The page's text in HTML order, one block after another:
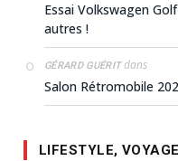
Essai Volkswagen
autres !
GÉRARD GUÉRITdans
Salon Rétromobile
LIFESTYLE,